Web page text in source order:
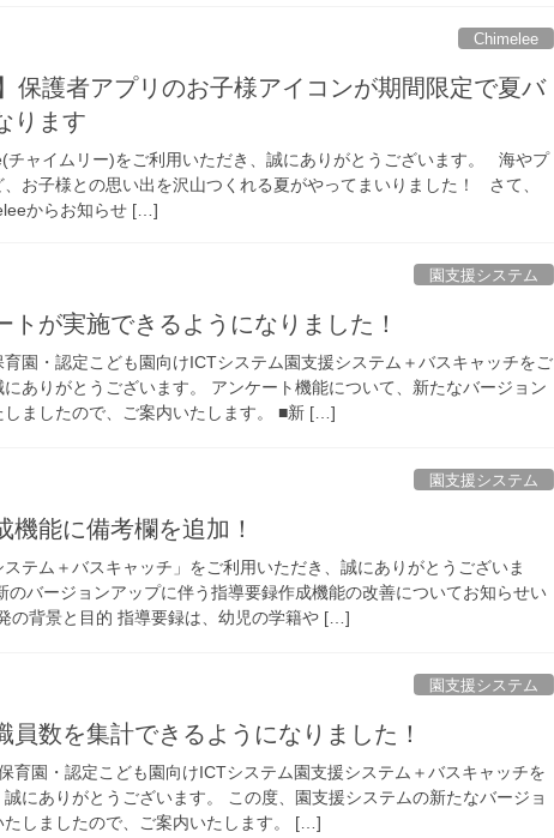
Chimelee
保護者アプリのお子様アイコンが期間限定で夏バ
ります
チャイムリー)をご利用いただき、誠にありがとうございます。 海やプ
お子様との思い出を沢山つくれる夏がやってまいりました！ さて、
からお知らせ […]
園支援システム
トが実施できるようになりました！
園・認定こども園向けICTシステム園支援システム＋バスキャッチをご
ありがとうございます。 アンケート機能について、新たなバージョン
しましたので、ご案内いたします。 ■新 […]
園支援システム
機能に備考欄を追加！
テム＋バスキャッチ」をご利用いただき、誠にありがとうございま
のバージョンアップに伴う指導要録作成機能の改善についてお知らせい
の背景と目的 指導要録は、幼児の学籍や […]
園支援システム
員数を集計できるようになりました！
育園・認定こども園向けICTシステム園支援システム＋バスキャッチを
誠にありがとうございます。 この度、園支援システムの新たなバージョ
たしましたので、ご案内いたします。 […]